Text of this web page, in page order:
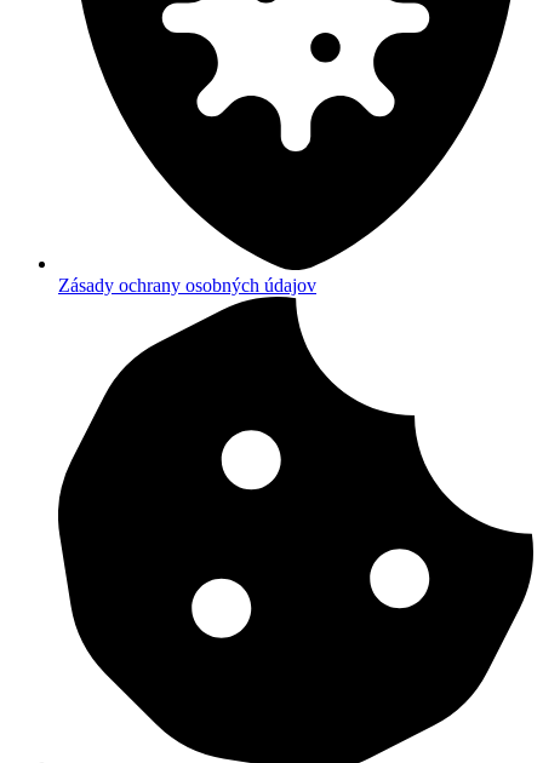
Zásady ochrany osobných údajov